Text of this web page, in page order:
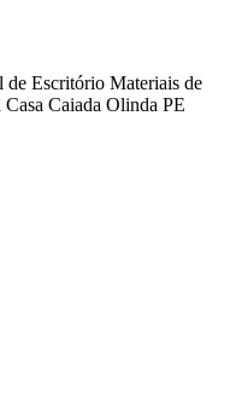
de Escritório Materiais de
Casa Caiada Olinda PE